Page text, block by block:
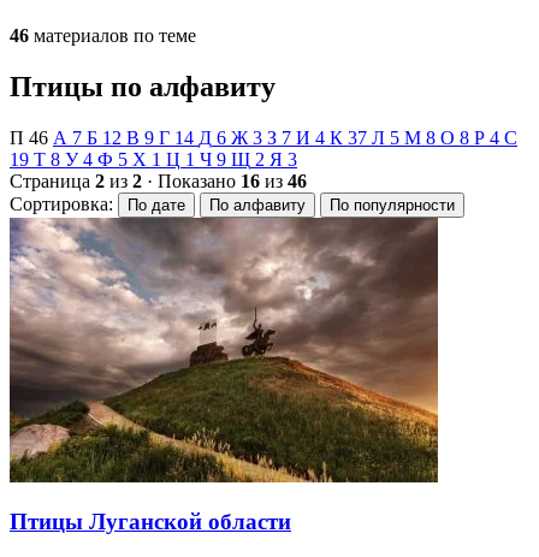
46 материалов по теме
Птицы по алфавиту
П 46 А 7 Б 12 В 9 Г 14 Д 6 Ж 3 З 7 И 4 К 37 Л 5 М 8 О 8 Р 4 С
19 Т 8 У 4 Ф 5 Х 1 Ц 1 Ч 9 Щ 2 Я 3
Страница 2 из 2 · Показано 16 из 46
Сортировка:
По дате По алфавиту По популярности
Птицы Луганской области